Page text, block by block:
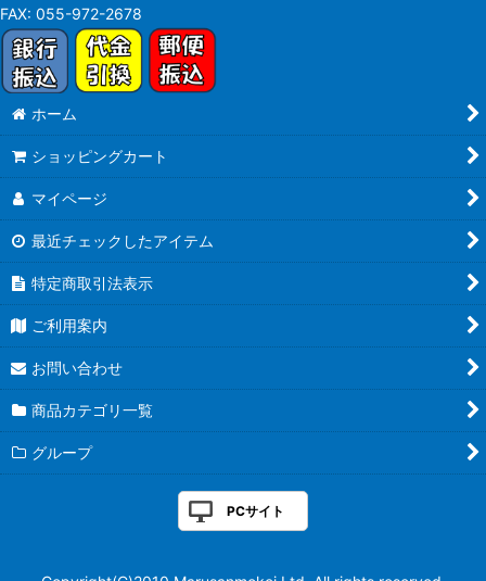
FAX: 055-972-2678
ホーム
ショッピングカート
マイページ
最近チェックしたアイテム
特定商取引法表示
ご利用案内
お問い合わせ
商品カテゴリ一覧
グループ
PCサイト